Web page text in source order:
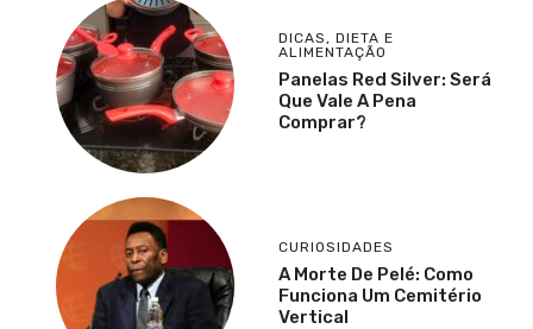
DICAS , DIETA E
ALIMENTAÇÃO
Panelas Red Silver: Será
Que Vale A Pena
Comprar?
CURIOSIDADES
A Morte De Pelé: Como
Funciona Um Cemitério
Vertical